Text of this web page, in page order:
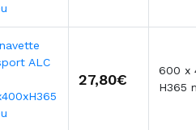
ALC
27,80€
600 x
H365